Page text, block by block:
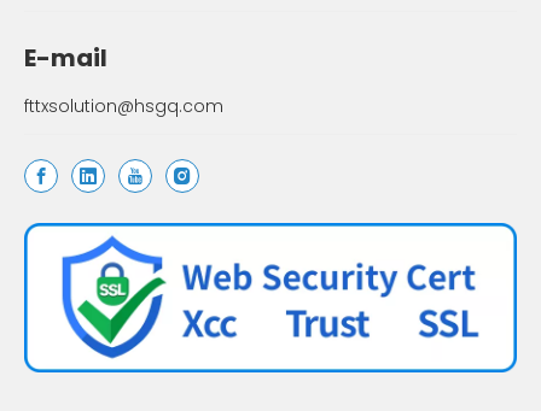
E-mail
fttxsolution@hsgq.com